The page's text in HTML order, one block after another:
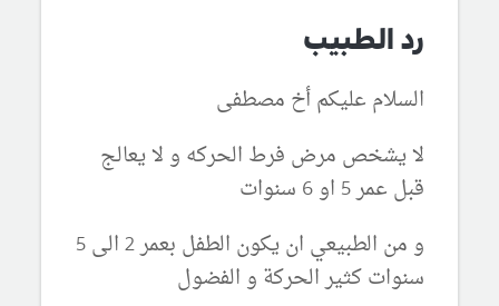
رد الطبيب
السلام عليكم أخ مصطفى
لا يشخص مرض فرط الحركه و لا يعالج
قبل عمر 5 او 6 سنوات
و من الطبيعي ان يكون الطفل بعمر 2 الى 5
سنوات كثير الحركة و الفضول